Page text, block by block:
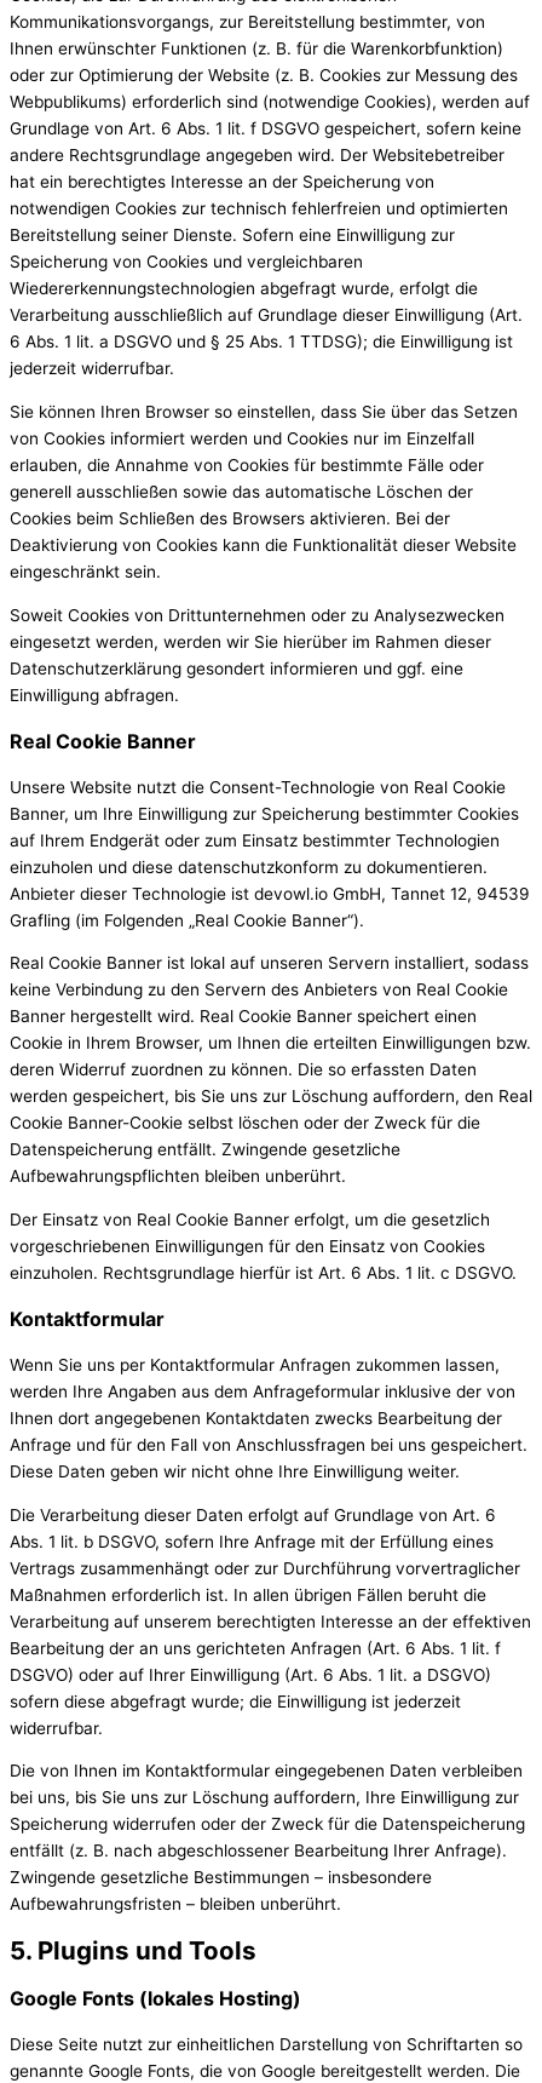
Kommunikationsvorgangs, zur Bereitstellung bestimmter, von
Ihnen erwünschter Funktionen (z. B. für die Warenkorbfunktion)
oder zur Optimierung der Website (z. B. Cookies zur Messung des
Webpublikums) erforderlich sind (notwendige Cookies), werden auf
Grundlage von Art. 6 Abs. 1 lit. f DSGVO gespeichert, sofern keine
andere Rechtsgrundlage angegeben wird. Der Websitebetreiber
hat ein berechtigtes Interesse an der Speicherung von
notwendigen Cookies zur technisch fehlerfreien und optimierten
Bereitstellung seiner Dienste. Sofern eine Einwilligung zur
Speicherung von Cookies und vergleichbaren
Wiedererkennungstechnologien abgefragt wurde, erfolgt die
Verarbeitung ausschließlich auf Grundlage dieser Einwilligung (Art.
6 Abs. 1 lit. a DSGVO und § 25 Abs. 1 TTDSG); die Einwilligung ist
jederzeit widerrufbar.
Sie können Ihren Browser so einstellen, dass Sie über das Setzen
von Cookies informiert werden und Cookies nur im Einzelfall
erlauben, die Annahme von Cookies für bestimmte Fälle oder
generell ausschließen sowie das automatische Löschen der
Cookies beim Schließen des Browsers aktivieren. Bei der
Deaktivierung von Cookies kann die Funktionalität dieser Website
eingeschränkt sein.
Soweit Cookies von Drittunternehmen oder zu Analysezwecken
eingesetzt werden, werden wir Sie hierüber im Rahmen dieser
Datenschutzerklärung gesondert informieren und ggf. eine
Einwilligung abfragen.
Real Cookie Banner
Unsere Website nutzt die Consent-Technologie von Real Cookie
Banner, um Ihre Einwilligung zur Speicherung bestimmter Cookies
auf Ihrem Endgerät oder zum Einsatz bestimmter Technologien
einzuholen und diese datenschutzkonform zu dokumentieren.
Anbieter dieser Technologie ist devowl.io GmbH, Tannet 12, 94539
Grafling (im Folgenden „Real Cookie Banner“).
Real Cookie Banner ist lokal auf unseren Servern installiert, sodass
keine Verbindung zu den Servern des Anbieters von Real Cookie
Banner hergestellt wird. Real Cookie Banner speichert einen
Cookie in Ihrem Browser, um Ihnen die erteilten Einwilligungen bzw.
deren Widerruf zuordnen zu können. Die so erfassten Daten
werden gespeichert, bis Sie uns zur Löschung auffordern, den Real
Cookie Banner-Cookie selbst löschen oder der Zweck für die
Datenspeicherung entfällt. Zwingende gesetzliche
Aufbewahrungspflichten bleiben unberührt.
Der Einsatz von Real Cookie Banner erfolgt, um die gesetzlich
vorgeschriebenen Einwilligungen für den Einsatz von Cookies
einzuholen. Rechtsgrundlage hierfür ist Art. 6 Abs. 1 lit. c DSGVO.
Kontaktformular
Wenn Sie uns per Kontaktformular Anfragen zukommen lassen,
werden Ihre Angaben aus dem Anfrageformular inklusive der von
Ihnen dort angegebenen Kontaktdaten zwecks Bearbeitung der
Anfrage und für den Fall von Anschlussfragen bei uns gespeichert.
Diese Daten geben wir nicht ohne Ihre Einwilligung weiter.
Die Verarbeitung dieser Daten erfolgt auf Grundlage von Art. 6
Abs. 1 lit. b DSGVO, sofern Ihre Anfrage mit der Erfüllung eines
Vertrags zusammenhängt oder zur Durchführung vorvertraglicher
Maßnahmen erforderlich ist. In allen übrigen Fällen beruht die
Verarbeitung auf unserem berechtigten Interesse an der effektiven
Bearbeitung der an uns gerichteten Anfragen (Art. 6 Abs. 1 lit. f
DSGVO) oder auf Ihrer Einwilligung (Art. 6 Abs. 1 lit. a DSGVO)
sofern diese abgefragt wurde; die Einwilligung ist jederzeit
widerrufbar.
Die von Ihnen im Kontaktformular eingegebenen Daten verbleiben
bei uns, bis Sie uns zur Löschung auffordern, Ihre Einwilligung zur
Speicherung widerrufen oder der Zweck für die Datenspeicherung
entfällt (z. B. nach abgeschlossener Bearbeitung Ihrer Anfrage).
Zwingende gesetzliche Bestimmungen – insbesondere
Aufbewahrungsfristen – bleiben unberührt.
5. Plugins und Tools
Google Fonts (lokales Hosting)
Diese Seite nutzt zur einheitlichen Darstellung von Schriftarten so
genannte Google Fonts, die von Google bereitgestellt werden. Die